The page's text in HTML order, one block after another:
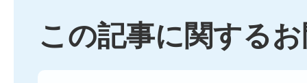
この記事に関する